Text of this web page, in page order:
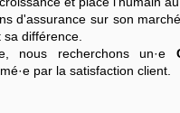
d'assurance sur son
différence.
nous recherchons un·e
par la satisfaction client.